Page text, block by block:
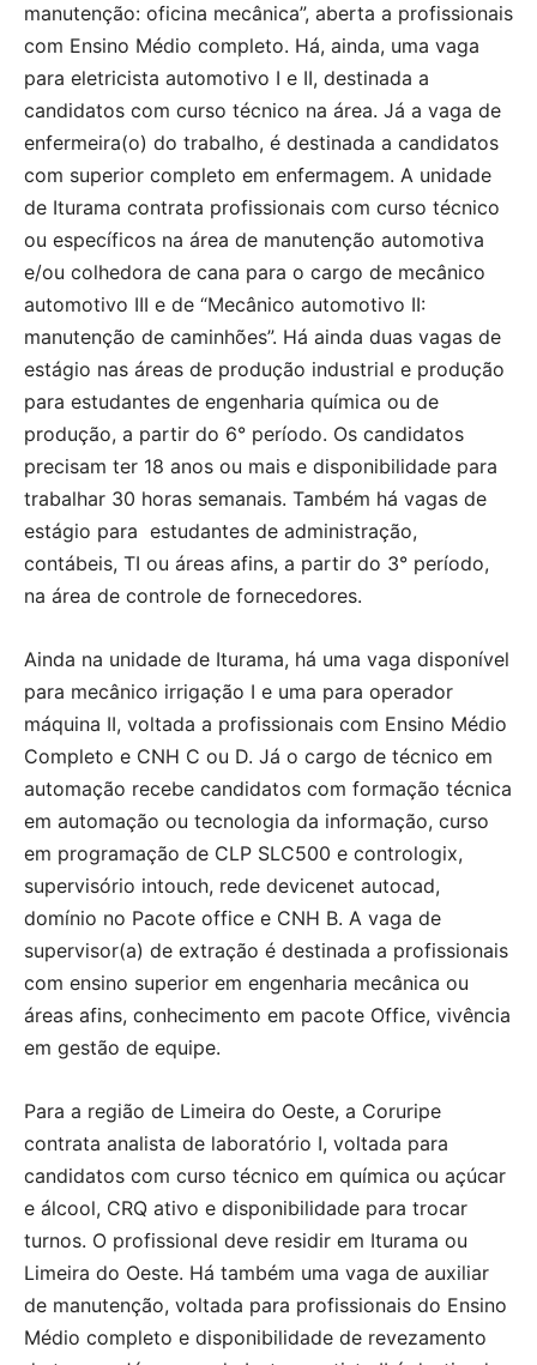
manutenção: oficina mecânica”, aberta a profissionais
com Ensino Médio completo. Há, ainda, uma vaga
para eletricista automotivo I e II, destinada a
candidatos com curso técnico na área. Já a vaga de
enfermeira(o) do trabalho, é destinada a candidatos
com superior completo em enfermagem. A unidade
de Iturama contrata profissionais com curso técnico
ou específicos na área de manutenção automotiva
e/ou colhedora de cana para o cargo de mecânico
automotivo III e de “Mecânico automotivo II:
manutenção de caminhões”. Há ainda duas vagas de
estágio nas áreas de produção industrial e produção
para estudantes de engenharia química ou de
produção, a partir do 6° período. Os candidatos
precisam ter 18 anos ou mais e disponibilidade para
trabalhar 30 horas semanais. Também há vagas de
estágio para estudantes de administração,
contábeis, TI ou áreas afins, a partir do 3° período,
na área de controle de fornecedores.
Ainda na unidade de Iturama, há uma vaga disponível
para mecânico irrigação I e uma para operador
máquina II, voltada a profissionais com Ensino Médio
Completo e CNH C ou D. Já o cargo de técnico em
automação recebe candidatos com formação técnica
em automação ou tecnologia da informação, curso
em programação de CLP SLC500 e contrologix,
supervisório intouch, rede devicenet autocad,
domínio no Pacote office e CNH B. A vaga de
supervisor(a) de extração é destinada a profissionais
com ensino superior em engenharia mecânica ou
áreas afins, conhecimento em pacote Office, vivência
em gestão de equipe.
Para a região de Limeira do Oeste, a Coruripe
contrata analista de laboratório I, voltada para
candidatos com curso técnico em química ou açúcar
e álcool, CRQ ativo e disponibilidade para trocar
turnos. O profissional deve residir em Iturama ou
Limeira do Oeste. Há também uma vaga de auxiliar
de manutenção, voltada para profissionais do Ensino
Médio completo e disponibilidade de revezamento